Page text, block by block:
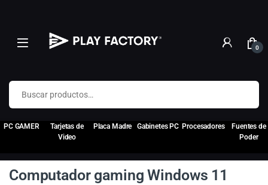
0
Buscar por:
PC GAMER
Tarjetas de
Video
Placa Madre Gabinetes PC Procesadores
Fuentes de
Poder
Computador gaming Windows 11